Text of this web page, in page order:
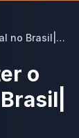
no Brasil|
o